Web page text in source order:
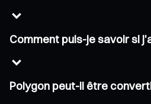
Comment puis-je savoir si
Polygon peut-il être